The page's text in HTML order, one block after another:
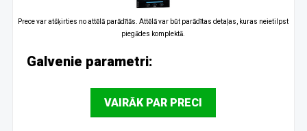
Prece var atšķirties no attēlā parādītās. Attēlā var būt parādītas detaļas, kuras neietilpst
piegādes komplektā.
Galvenie parametri:
VAIRĀK PAR PRECI